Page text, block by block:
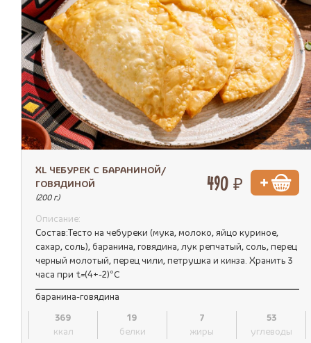
XL ЧЕБУРЕК С БАРАНИНОЙ/
ГОВЯДИНОЙ
(200 г.)
490 ₽
Описание:
Состав:Тесто на чебуреки (мука, молоко, яйцо куриное,
сахар, соль), баранина, говядина, лук репчатый, соль, перец
черный молотый, перец чили, петрушка и кинза. Хранить 3
часа при t=(4+-2)°C
баранина-говядина
369
ккал
19
белки
7
жиры
53
углеводы